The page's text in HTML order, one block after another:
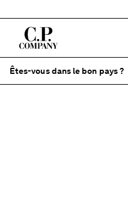
Êtes-vous dans le bon pays ?